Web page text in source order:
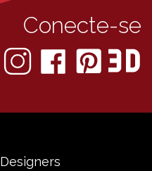
Conecte-se
Designers